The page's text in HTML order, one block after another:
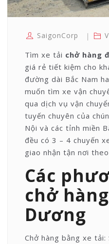
SaigonCorp
Tìm xe tải chở hàng
giá rẻ tiết kiệm cho
đường dài Bắc Nam
muốn tìm xe vận
qua dịch vụ vận
tuyến chuyên của
Nội và các tỉnh miền
đều có 3 – 4 chuyến
giao nhận tận nơi
Các
chở
Dương
Chở hàng bằng xe